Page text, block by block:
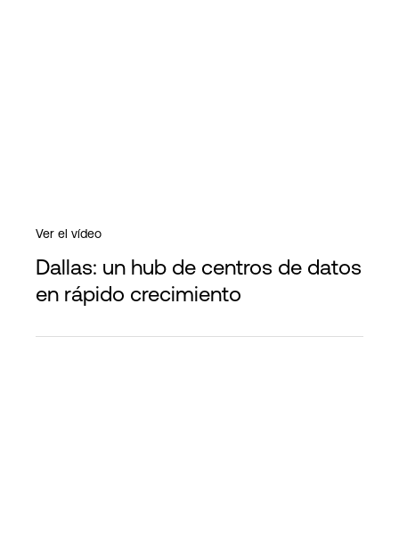
Ver el vídeo
Dallas: un hub de centros de datos
en rápido crecimiento